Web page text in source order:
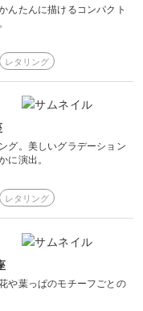
んたんに描けるコンパクト
レタリング
グ。美しいグラデーション
演出。
レタリング
や葉っぱのモチーフごとの